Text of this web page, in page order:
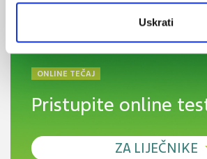
Uskrati
ONLINE TEČAJ
Pristupite online
ZA LIJEČNIKE